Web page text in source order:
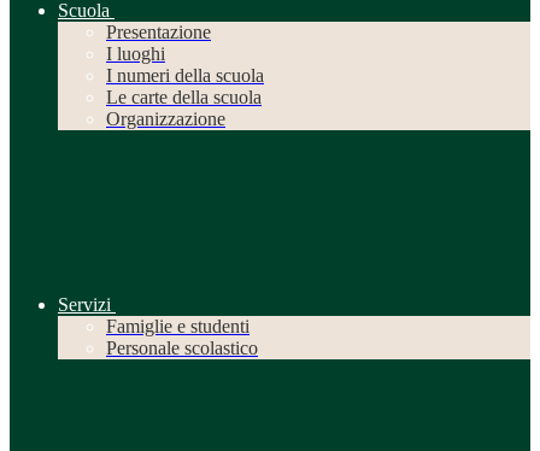
Scuola
Presentazione
I luoghi
I numeri della scuola
Le carte della scuola
Organizzazione
Servizi
Famiglie e studenti
Personale scolastico